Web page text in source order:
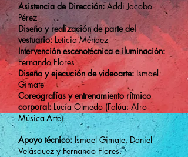
Asistencia de Dirección:Addi Jacobo
Pérez
Diseño y realización de parte del
vestuario:Leticia Méndez
Intervención escenotécnica e iluminación:
Fernando Flores
Diseño y ejecución de videoarte: Ismael
Gimate
Coreografías y entrenamiento rítmico
corporal:Lucía Olmedo (Falúa: Afro-
Música-Arte)
Apoyo técnico:Ismael Gimate, Daniel
Velásquez y Fernando Flores.